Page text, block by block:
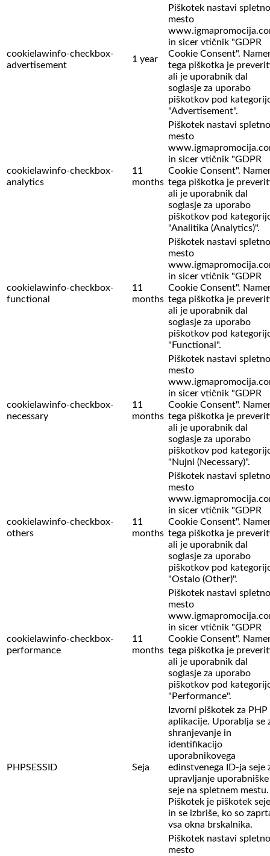
cookielawinfo-checkbox-
advertisement
1 year
Piškotek nastavi spletno
mesto
in sicer vtičnik "GDPR
Cookie Consent".
tega piškotka je
ali je uporabnik dal
soglasje za uporabo
piškotkov pod
"Advertisement".
cookielawinfo-checkbox-
analytics
11
months
Piškotek nastavi spletno
mesto
in sicer vtičnik "GDPR
Cookie Consent".
tega piškotka je
ali je uporabnik dal
soglasje za uporabo
piškotkov pod
"Analitika (Analytics)".
cookielawinfo-checkbox-
functional
11
months
Piškotek nastavi spletno
mesto
in sicer vtičnik "GDPR
Cookie Consent".
tega piškotka je
ali je uporabnik dal
soglasje za uporabo
piškotkov pod
"Functional".
cookielawinfo-checkbox-
necessary
11
months
Piškotek nastavi spletno
mesto
in sicer vtičnik "GDPR
Cookie Consent".
tega piškotka je
ali je uporabnik dal
soglasje za uporabo
piškotkov pod
"Nujni (Necessary)".
cookielawinfo-checkbox-
others
11
months
Piškotek nastavi spletno
mesto
in sicer vtičnik "GDPR
Cookie Consent".
tega piškotka je
ali je uporabnik dal
soglasje za uporabo
piškotkov pod
"Ostalo (Other)".
cookielawinfo-checkbox-
performance
11
months
Piškotek nastavi spletno
mesto
in sicer vtičnik "GDPR
Cookie Consent".
tega piškotka je
ali je uporabnik dal
soglasje za uporabo
piškotkov pod
"Performance".
PHPSESSID Seja
Izvorni piškotek za PHP
aplikacije. Uporablja se
shranjevanje in
identifikacijo
uporabnikovega
edinstvenega ID-ja seje
upravljanje uporabniške
seje na spletnem mestu.
Piškotek je piškotek seje
in se izbriše, ko so
vsa okna brskalnika.
Piškotek nastavi spletno
mesto